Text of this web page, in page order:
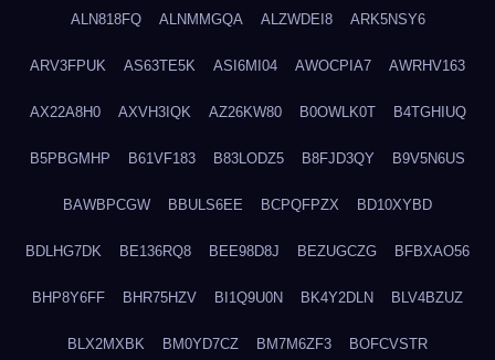
ALN818FQ ALNMMGQA ALZWDEI8 ARK5NSY6
ARV3FPUK AS63TE5K ASI6MI04 AWOCPIA7 AWRHV163
AX22A8H0 AXVH3IQK AZ26KW80 B0OWLK0T B4TGHIUQ
B5PBGMHP B61VF183 B83LODZ5 B8FJD3QY B9V5N6US
BAWBPCGW BBULS6EE BCPQFPZX BD10XYBD
BDLHG7DK BE136RQ8 BEE98D8J BEZUGCZG BFBXAO56
BHP8Y6FF BHR75HZV BI1Q9U0N BK4Y2DLN BLV4BZUZ
BLX2MXBK BM0YD7CZ BM7M6ZF3 BOFCVSTR